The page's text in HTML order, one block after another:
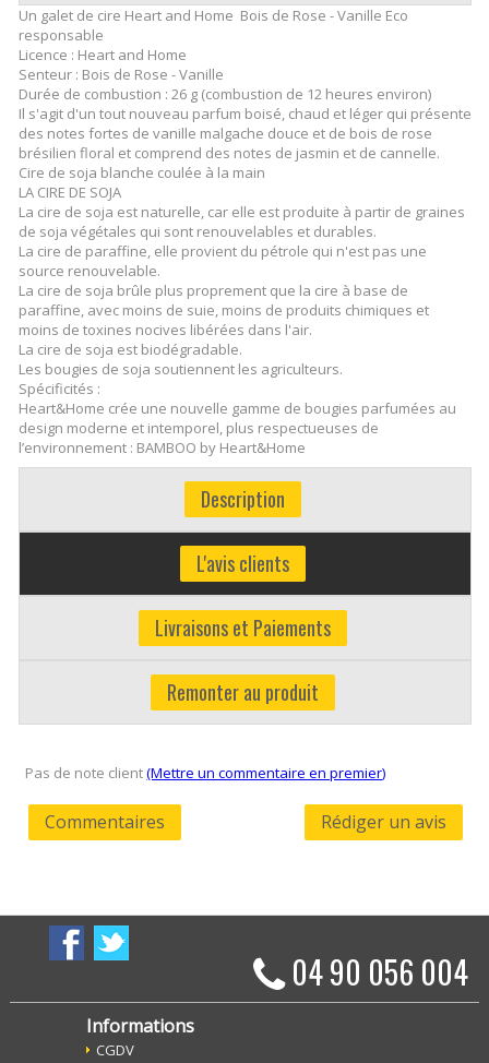
Un galet de cire Heart and Home Bois de Rose - Vanille Eco
responsable
Licence : Heart and Home
Senteur : Bois de Rose - Vanille
Durée de combustion : 26 g (combustion de 12 heures environ)
Il s'agit d'un tout nouveau parfum boisé, chaud et léger qui présente
des notes fortes de vanille malgache douce et de bois de rose
brésilien floral et comprend des notes de jasmin et de cannelle.
Cire de soja blanche coulée à la main
LA CIRE DE SOJA
La cire de soja est naturelle, car elle est produite à partir de graines
de soja végétales qui sont renouvelables et durables.
La cire de paraffine, elle provient du pétrole qui n'est pas une
source renouvelable.
La cire de soja brûle plus proprement que la cire à base de
paraffine, avec moins de suie, moins de produits chimiques et
moins de toxines nocives libérées dans l'air.
La cire de soja est biodégradable.
Les bougies de soja soutiennent les agriculteurs.
Spécificités :
Heart&Home crée une nouvelle gamme de bougies parfumées au
design moderne et intemporel, plus respectueuses de
l’environnement : BAMBOO by Heart&Home
Description
L'avis clients
Livraisons et Paiements
Remonter au produit
Pas de note client(Mettre un commentaire en premier)
Commentaires Rédiger un avis
04 90 056 004
Informations
CGDV